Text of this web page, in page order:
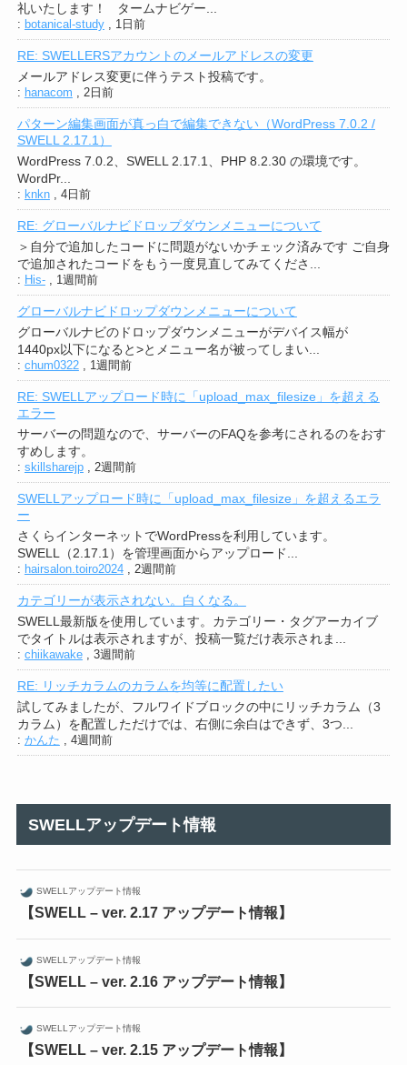
礼いたします！ タームナビゲー...
: botanical-study, 1日前
RE: SWELLERSアカウントのメールアドレスの変更
メールアドレス変更に伴うテスト投稿です。
: hanacom , 2日前
パターン編集画面が真っ白で編集できない（WordPress 7.0.2 /
SWELL 2.17.1）
WordPress 7.0.2、SWELL 2.17.1、PHP 8.2.30 の環境です。
WordPr...
: knkn, 4日前
RE: グローバルナビドロップダウンメニューについて
＞自分で追加したコードに問題がないかチェック済みです ご自身
で追加されたコードをもう一度見直してみてくださ...
: His-, 1週間前
グローバルナビドロップダウンメニューについて
グローバルナビのドロップダウンメニューがデバイス幅が
1440px以下になると>とメニュー名が被ってしまい...
: chum0322, 1週間前
RE: SWELLアップロード時に「upload_max_filesize」を超える
エラー
サーバーの問題なので、サーバーのFAQを参考にされるのをおす
すめします。
: skillsharejp, 2週間前
SWELLアップロード時に「upload_max_filesize」を超えるエラ
ー
さくらインターネットでWordPressを利用しています。
SWELL（2.17.1）を管理画面からアップロード...
: hairsalon.toiro2024, 2週間前
カテゴリーが表示されない。白くなる。
SWELL最新版を使用しています。カテゴリー・タグアーカイブ
でタイトルは表示されますが、投稿一覧だけ表示されま...
: chiikawake, 3週間前
RE: リッチカラムのカラムを均等に配置したい
試してみましたが、フルワイドブロックの中にリッチカラム（3
カラム）を配置しただけでは、右側に余白はできず、3つ...
: かんた , 4週間前
SWELLアップデート情報
SWELLアップデート情報
【SWELL – ver. 2.17 アップデート情報】
SWELLアップデート情報
【SWELL – ver. 2.16 アップデート情報】
SWELLアップデート情報
【SWELL – ver. 2.15 アップデート情報】